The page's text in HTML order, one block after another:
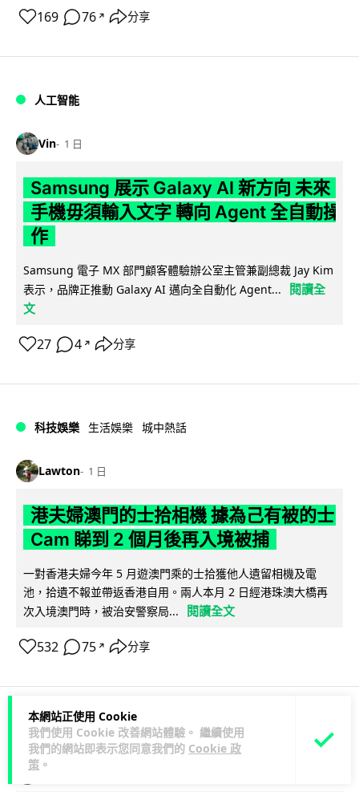
本網站正使用 Cookie
我們使用 Cookie 改善網站體驗。 繼續使用
我們的網站即表示您同意我們的 Cookie 政
策 。
169 76 ↗ 分享
人工智能
Vin 1 日
Samsung 展示 Galaxy AI 新方向 未來
手機毋須輸入文字 轉向 Agent 全自動操
作
Samsung 電子 MX 部門顧客體驗辦公室主管兼副總裁 Jay Kim
表示，品牌正推動 Galaxy AI 邁向全自動化 Agent...
閱讀全
文
27 4 ↗ 分享
科技娛樂 生活娛樂 城中熱話
Lawton 1 日
港夫婦澳門的士拾相機 據為己有被的士
Cam 睇到 2 個月後再入境被捕
一對香港夫婦今年 5 月遊澳門乘的士拾獲他人遺留相機及電
池，拾遺不報並帶返香港自用。兩人本月 2 日經港珠澳大橋再
次入境澳門時，被治安警察局...
閱讀全文
532 75 ↗ 分享
3C科技 家居無線
Vin